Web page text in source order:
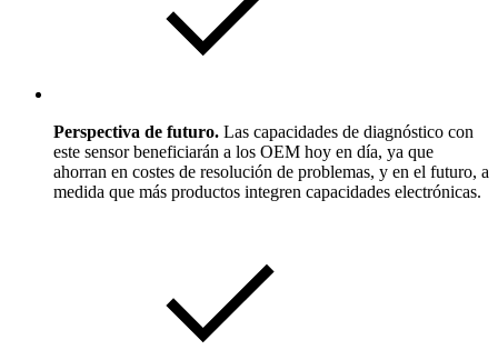
Perspectiva de futuro. Las capacidades de diagnóstico con
este sensor beneficiarán a los OEM hoy en día, ya que
ahorran en costes de resolución de problemas, y en el futuro, a
medida que más productos integren capacidades electrónicas.